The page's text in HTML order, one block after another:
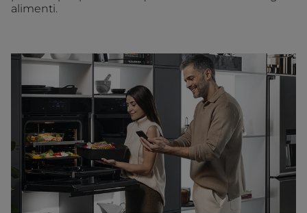
alimenti.